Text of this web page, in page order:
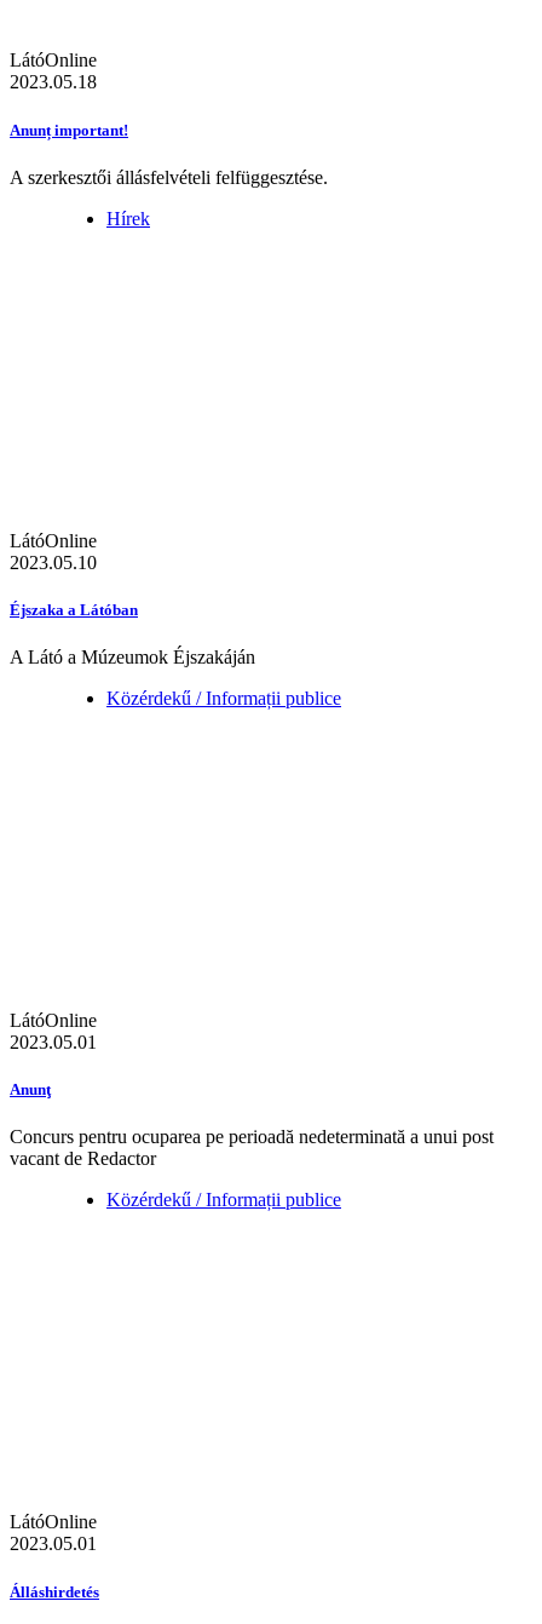
LátóOnline
2023.05.18
Anunț important!
A szerkesztői állásfelvételi felfüggesztése.
Hírek
LátóOnline
2023.05.10
Éjszaka a Látóban
A Látó a Múzeumok Éjszakáján
Közérdekű / Informații publice
LátóOnline
2023.05.01
Anunţ
Concurs pentru ocuparea pe perioadă nedeterminată a unui post
vacant de Redactor
Közérdekű / Informații publice
LátóOnline
2023.05.01
Álláshirdetés